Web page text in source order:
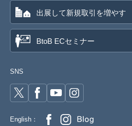
出展して新規取引を増やす
BtoB ECセミナー
SNS
English：